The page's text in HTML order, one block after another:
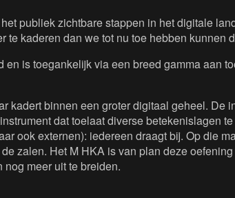
publiek zichtbare stappen in het digitale
kaderen dan we tot nu toe hebben kunnen
is toegankelijk via een breed gamma aan
kadert binnen een groter digitaal geheel. De
dat toelaat diverse betekenislagen
ook externen): iedereen draagt bij. Op die
zalen. Het M HKA is van plan deze
meer uit te breiden.